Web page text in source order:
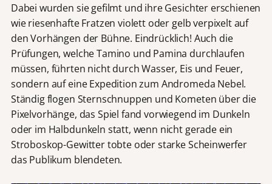
Dabei wurden sie gefilmt und ihre Gesichter erschienen
wie riesenhafte Fratzen violett oder gelb verpixelt auf
den Vorhängen der Bühne. Eindrücklich! Auch die
Prüfungen, welche Tamino und Pamina durchlaufen
müssen, führten nicht durch Wasser, Eis und Feuer,
sondern auf eine Expedition zum Andromeda Nebel.
Ständig flogen Sternschnuppen und Kometen über die
Pixelvorhänge, das Spiel fand vorwiegend im Dunkeln
oder im Halbdunkeln statt, wenn nicht gerade ein
Stroboskop-Gewitter tobte oder starke Scheinwerfer
das Publikum blendeten.